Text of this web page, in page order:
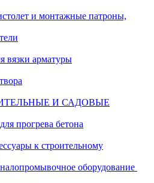
и монтажные патроны,
вязки арматуры
И САДОВЫЕ
прогрева бетона
к строительному
оборудование